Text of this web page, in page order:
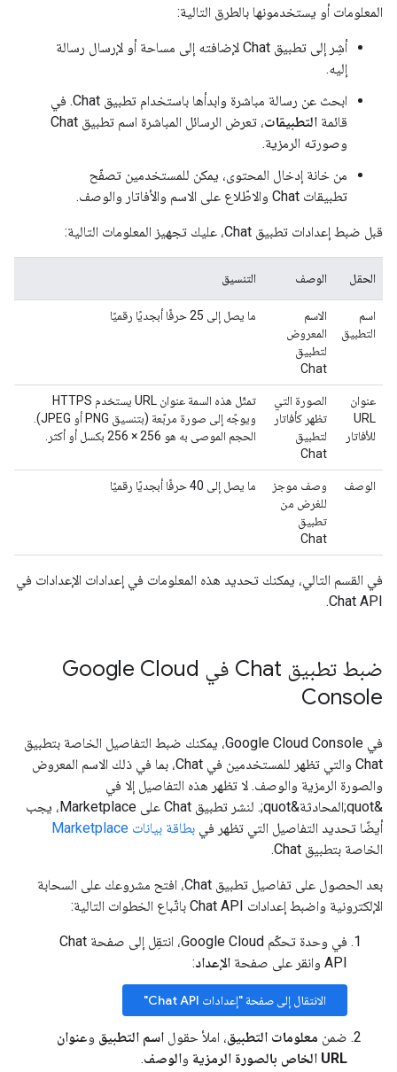
المعلومات أو يستخدمونها بالطرق التالية:
أشِر إلى تطبيق Chat لإضافته إلى مساحة أو لإرسال رسالة
إليه.
ابحث عن رسالة مباشرة وابدأها باستخدام تطبيق Chat. في
قائمة التطبيقات
، تعرض الرسائل المباشرة اسم تطبيق Chat
وصورته الرمزية.
من خانة إدخال المحتوى، يمكن للمستخدمين تصفّح
تطبيقات Chat والاطّلاع على الاسم والأفاتار والوصف.
قبل ضبط إعدادات تطبيق Chat، عليك تجهيز المعلومات التالية:
الحقل الوصف التنسيق
اسم
التطبيق
الاسم
المعروض
لتطبيق
Chat
ما يصل إلى 25 حرفًا أبجديًا رقميًا
عنوان
URL
للأفاتار
الصورة التي
تظهر كأفاتار
لتطبيق
Chat
تمثّل هذه السمة عنوان URL يستخدم HTTPS
ويوجّه إلى صورة مربّعة (بتنسيق PNG أو JPEG).
الحجم الموصى به هو 256 × 256 بكسل أو أكثر.
الوصف
وصف موجز
للغرض من
تطبيق
Chat
ما يصل إلى 40 حرفًا أبجديًا رقميًا
في القسم التالي، يمكنك تحديد هذه المعلومات في إعدادات الإعدادات في
Chat API.
ضبط تطبيق Chat في Google Cloud
Console
في Google Cloud Console، يمكنك ضبط التفاصيل الخاصة بتطبيق
Chat والتي تظهر للمستخدمين في Chat، بما في ذلك الاسم المعروض
والصورة الرمزية والوصف. لا تظهر هذه التفاصيل إلا في
&quot;المحادثة&quot;. لنشر تطبيق Chat على Marketplace، يجب
أيضًا تحديد التفاصيل التي تظهر في بطاقة بيانات Marketplace
الخاصة بتطبيق Chat.
بعد الحصول على تفاصيل تطبيق Chat، افتح مشروعك على السحابة
الإلكترونية واضبط إعدادات Chat API باتّباع الخطوات التالية:
في وحدة تحكّم Google Cloud، انتقِل إلى صفحة Chat
API وانقر على صفحة
الإعداد:
الانتقال إلى صفحة "إعدادات Chat API"
ضمن معلومات التطبيق، املأ حقول اسم التطبيق وعنوان
URL الخاص بالصورة الرمزية
والوصف.